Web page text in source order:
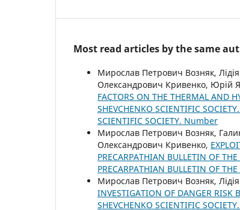
Most read articles by the same
Мирослав Петрович Возняк,
Олександрович Кривенко, Юрій
FACTORS ON THE THERMAL AND
SHEVCHENKO SCIENTIFIC
SCIENTIFIC SOCIETY. Number
Мирослав Петрович Возняк,
Олександрович Кривенко,
PRECARPATHIAN BULLETIN OF
PRECARPATHIAN BULLETIN OF
Мирослав Петрович Возняк,
INVESTIGATION OF DANGER RISK
SHEVCHENKO SCIENTIFIC